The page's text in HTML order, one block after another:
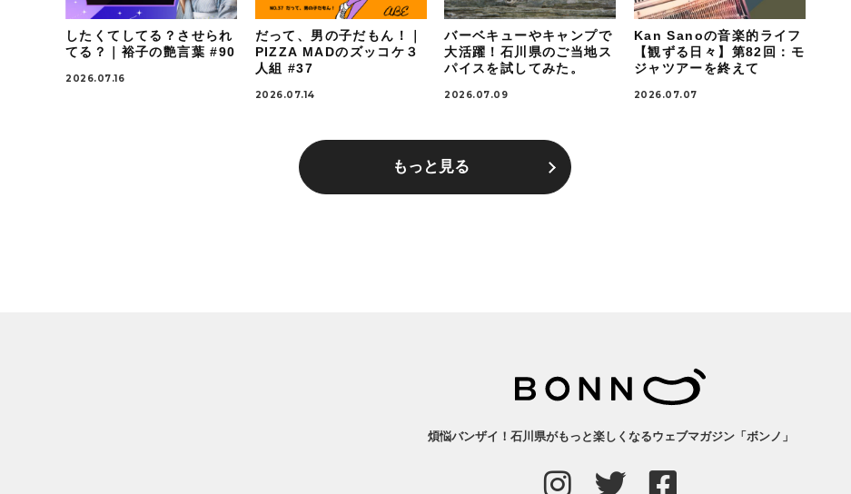
したくてしてる？させられ
てる？｜裕子の艶言葉 #90
2026.07.16
だって、男の子だもん！｜
PIZZA MADのズッコケ３
人組 #37
2026.07.14
バーベキューやキャンプで
大活躍！石川県のご当地ス
パイスを試してみた。
2026.07.09
Kan Sanoの音楽的ライフ
【観ずる日々】第82回：モ
ジャツアーを終えて
2026.07.07
もっと見る
煩悩バンザイ！石川県がもっと楽しくなるウェブマガジン「ボンノ」